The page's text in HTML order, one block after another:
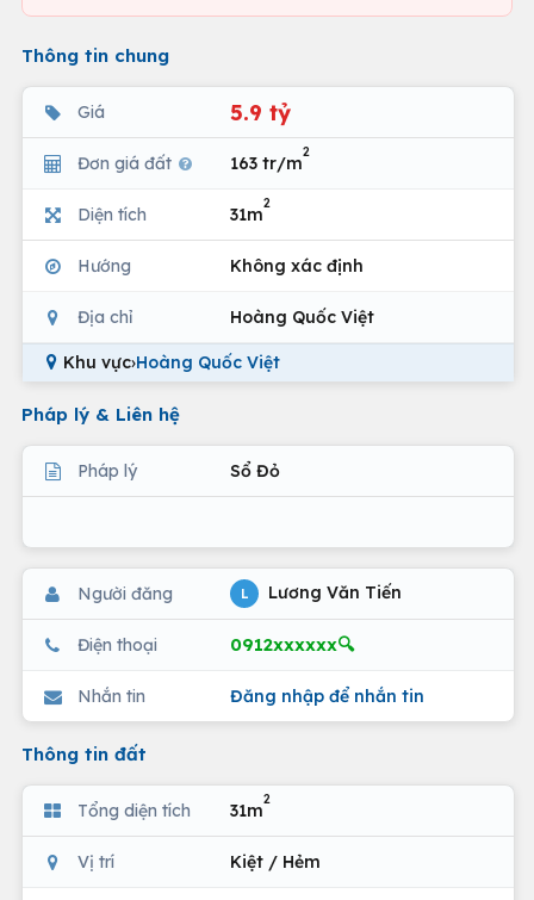
Thông tin chung
Giá 5.9 tỷ
Đơn giá đất 163 tr/m
2
Diện tích 31m
2
Hướng Không xác định
Địa chỉ Hoàng Quốc Việt
Khu vực›Hoàng Quốc Việt
Pháp lý & Liên hệ
Pháp lý Sổ Đỏ
Người đăng L Lương Văn Tiến
Điện thoại 0912xxxxxx🔍
Nhắn tin Đăng nhập để nhắn tin
Thông tin đất
Tổng diện tích 31m
2
Vị trí Kiệt / Hẻm